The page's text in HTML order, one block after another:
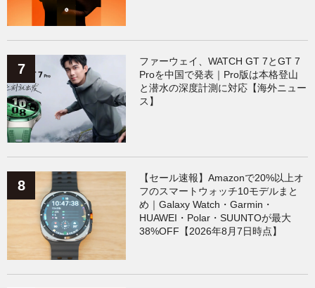
ファーウェイ、WATCH GT 7とGT 7
Proを中国で発表｜Pro版は本格登山
と潜水の深度計測に対応【海外ニュー
ス】
【セール速報】Amazonで20%以上オ
フのスマートウォッチ10モデルまと
め｜Galaxy Watch・Garmin・
HUAWEI・Polar・SUUNTOが最大
38%OFF【2026年8月7日時点】